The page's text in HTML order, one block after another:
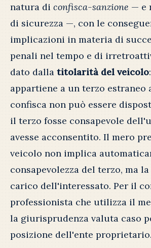
natura di confisca-sanzione — e
di sicurezza —, con le
implicazioni in materia di
penali nel tempo e di
dato dalla titolarità del veicolo
appartiene a un terzo estraneo
confisca non può essere
il terzo fosse consapevole
avesse acconsentito. Il mero
veicolo non implica
consapevolezza del terzo, ma
carico dell'interessato. Per il
professionista che utilizza il
la giurisprudenza valuta caso
posizione dell'ente proprietario.